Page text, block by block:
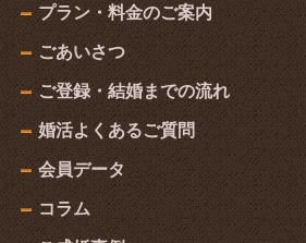
プラン・料金のご案内
ごあいさつ
ご登録・結婚までの流れ
婚活よくあるご質問
会員データ
コラム